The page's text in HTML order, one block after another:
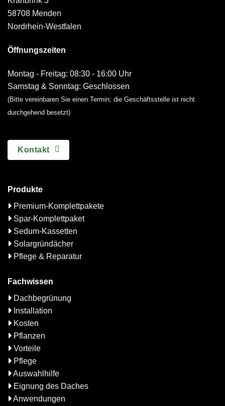
58708 Menden
Nordrhein-Westfalen
Öffnungszeiten
Montag - Freitag: 08:30 - 16:00 Uhr
Samstag & Sonntag: Geschlossen
(Bitte vereinbaren Sie einen Termin; die Geschäftsstelle ist nicht
durchgehend besetzt)
Kontakt
Produkte
Premium-Komplettpakete
Spar-Komplettpaket
Sedum-Kassetten
Solargründächer
Pflege & Reparatur
Fachwissen
Dachbegrünung
Installation
Kosten
Pflanzen
Vorteile
Pflege
Auswahlhilfe
Eignung des Daches
Anwendungen